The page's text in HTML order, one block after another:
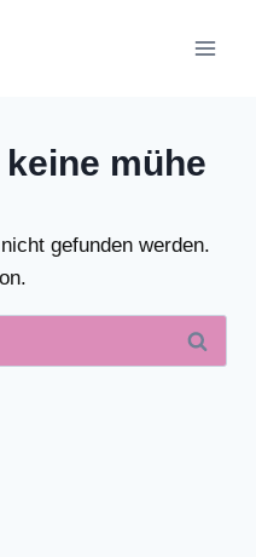
mühe
gefunden werden.